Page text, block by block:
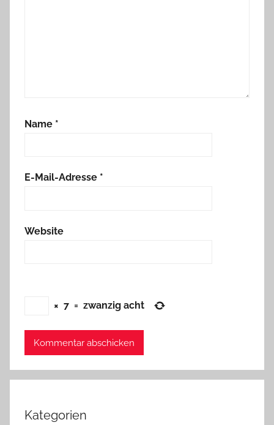
Name *
E-Mail-Adresse *
Website
× 7 = zwanzig acht
Kategorien